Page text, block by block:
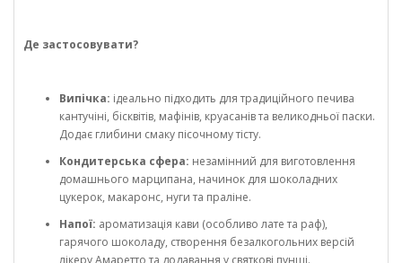
Де застосовувати?
Випічка: ідеально підходить для традиційного печива
кантучіні, бісквітів, мафінів, круасанів та великодньої паски.
Додає глибини смаку пісочному тісту.
Кондитерська сфера: незамінний для виготовлення
домашнього марципана, начинок для шоколадних
цукерок, макаронс, нуги та праліне.
Напої: ароматизація кави (особливо лате та раф),
гарячого шоколаду, створення безалкогольних версій